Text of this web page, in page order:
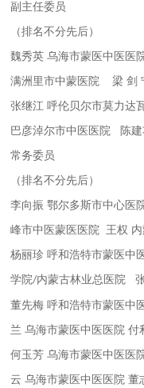
副主任委员
（排名不分先后）
魏秀英 乌海市蒙医中医
满洲里市中蒙医院梁 剑
张继江 呼伦贝尔市莫力
巴彦淖尔市中医医院 陈
常务委员
（排名不分先后）
李向振 鄂尔多斯市中心
峰市中医蒙医医院 王权
杨丽珍 呼和浩特市蒙医中
学院/内蒙古林业总医院
董先梅 呼和浩特市蒙医中
兰 乌海市蒙医中医医院付
何玉芳 乌海市蒙医中医
云 乌海市蒙医中医医院董